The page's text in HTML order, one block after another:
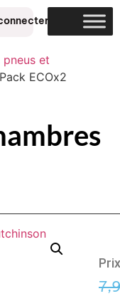
pneus et
ECOx2
Prix